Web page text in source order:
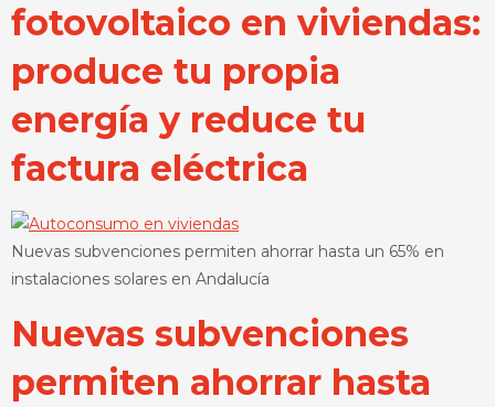
fotovoltaico en viviendas:
produce tu propia
energía y reduce tu
factura eléctrica
Nuevas subvenciones permiten ahorrar hasta un 65% en
instalaciones solares en Andalucía
Nuevas subvenciones
permiten ahorrar hasta